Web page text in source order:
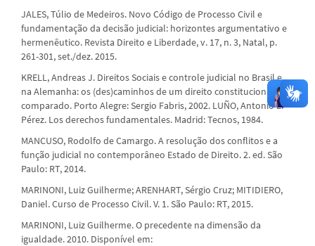
JALES, Túlio de Medeiros. Novo Código de Processo Civil e
fundamentação da decisão judicial: horizontes argumentativo e
hermenêutico. Revista Direito e Liberdade, v. 17, n. 3, Natal, p.
261-301, set./dez. 2015.
KRELL, Andreas J. Direitos Sociais e controle judicial no Brasil e
na Alemanha: os (des)caminhos de um direito constitucional
comparado. Porto Alegre: Sergio Fabris, 2002. LUÑO, Antonio E.
Pérez. Los derechos fundamentales. Madrid: Tecnos, 1984.
MANCUSO, Rodolfo de Camargo. A resolução dos conflitos e a
função judicial no contemporâneo Estado de Direito. 2. ed. São
Paulo: RT, 2014.
MARINONI, Luiz Guilherme; ARENHART, Sérgio Cruz; MITIDIERO,
Daniel. Curso de Processo Civil. V. 1. São Paulo: RT, 2015.
MARINONI, Luiz Guilherme. O precedente na dimensão da
igualdade. 2010. Disponível em: